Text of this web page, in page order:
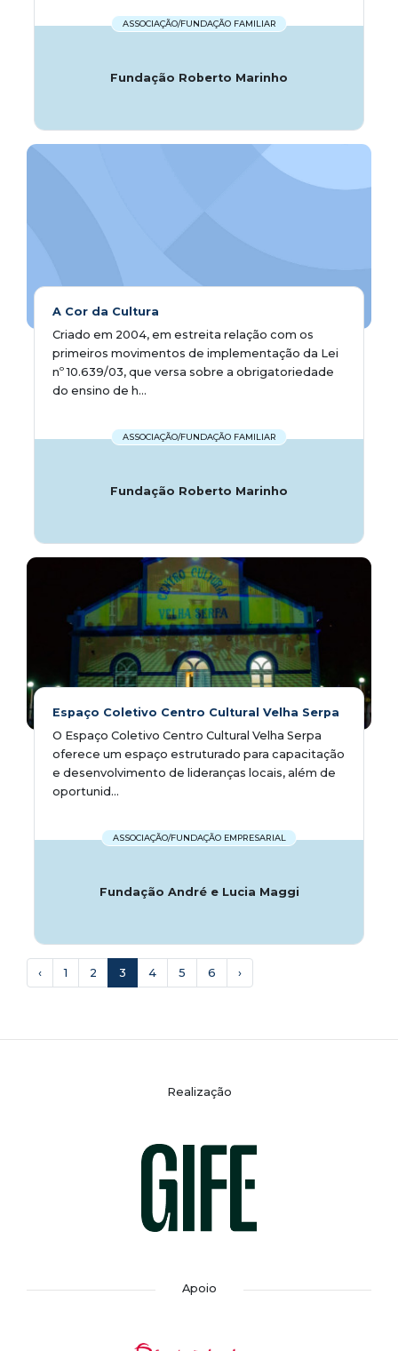
ASSOCIAÇÃO/FUNDAÇÃO FAMILIAR
Fundação Roberto Marinho
A Cor da Cultura
Criado em 2004, em estreita relação com os
primeiros movimentos de implementação da Lei
nº 10.639/03, que versa sobre a obrigatoriedade
do ensino de h...
ASSOCIAÇÃO/FUNDAÇÃO FAMILIAR
Fundação Roberto Marinho
Espaço Coletivo Centro Cultural Velha Serpa
O Espaço Coletivo Centro Cultural Velha Serpa
oferece um espaço estruturado para capacitação
e desenvolvimento de lideranças locais, além de
oportunid...
ASSOCIAÇÃO/FUNDAÇÃO EMPRESARIAL
Fundação André e Lucia Maggi
‹ 1 2 3 4 5 6 ›
Realização
Apoio